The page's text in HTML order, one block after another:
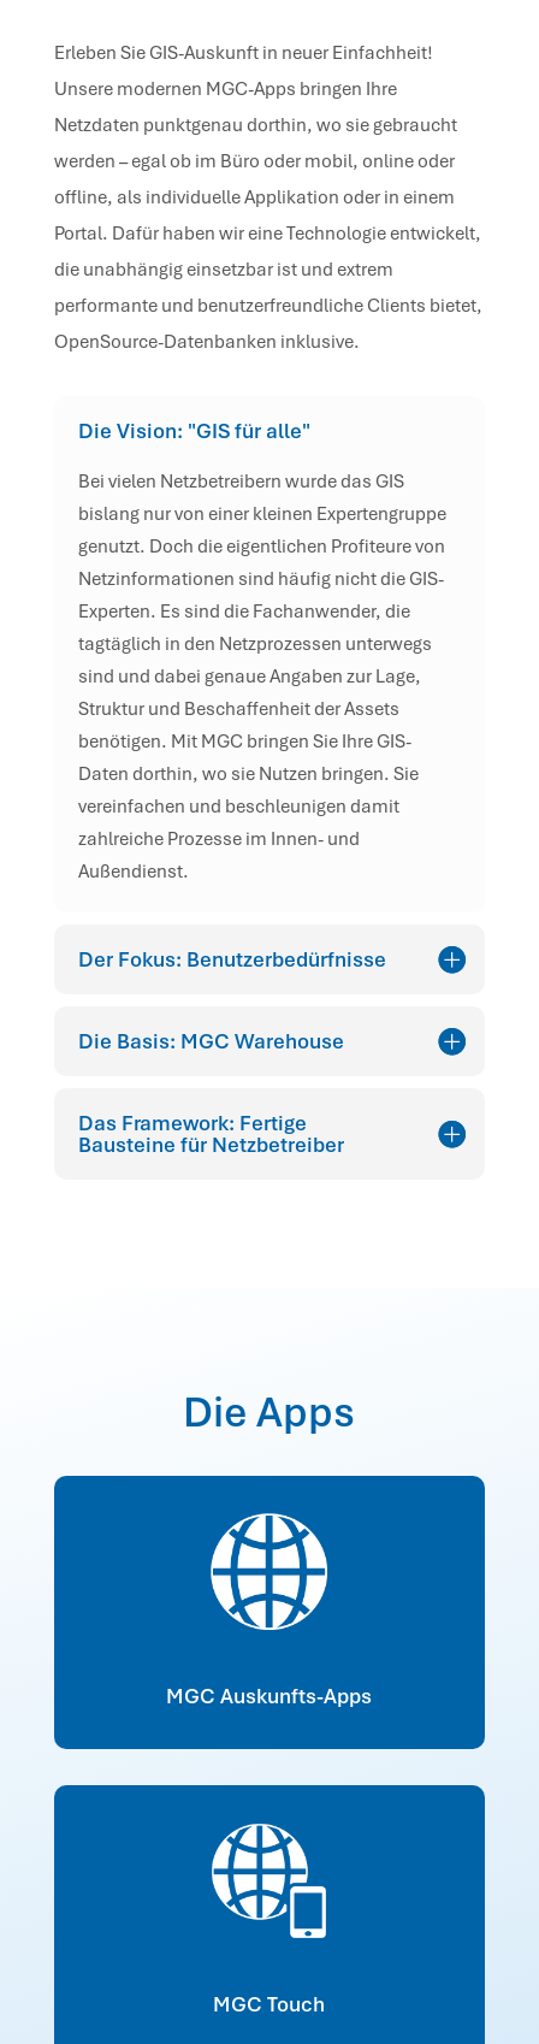
Erleben Sie GIS-Auskunft in neuer Einfachheit!
Unsere modernen MGC-Apps bringen Ihre
Netzdaten punktgenau dorthin, wo sie gebraucht
werden – egal ob im Büro oder mobil, online oder
offline, als individuelle Applikation oder in einem
Portal. Dafür haben wir eine Technologie entwickelt,
die unabhängig einsetzbar ist und extrem
performante und benutzerfreund­liche Clients bietet,
OpenSource-Datenbanken inklusive.
Die Vision: "GIS für alle"
Bei vielen Netzbetreibern wurde das GIS
bislang nur von einer kleinen Expertengruppe
genutzt. Doch die eigentlichen Profiteure von
Netzinformationen sind häufig nicht die GIS-
Experten. Es sind die Fachanwender, die
tagtäglich in den Netzprozessen unterwegs
sind und dabei genaue Angaben zur Lage,
Struktur und Beschaffenheit der Assets
benötigen. Mit MGC bringen Sie Ihre GIS-
Daten dorthin, wo sie Nutzen bringen. Sie
vereinfachen und beschleunigen damit
zahlreiche Prozesse im Innen- und
Außendienst.
Der Fokus: Benutzerbedürfnisse
Die Basis: MGC Warehouse
Das Framework: Fertige
Bausteine für Netzbetreiber
Die Apps
MGC Auskunfts-Apps
MGC Touch